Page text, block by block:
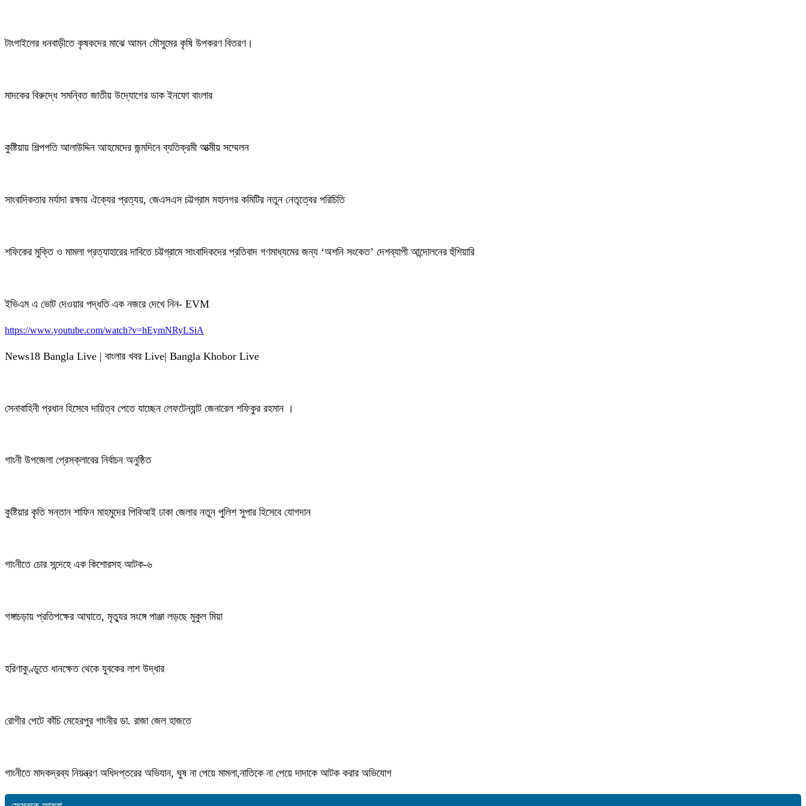
টাংগাইলের ধনবাড়ীতে কৃষকদের মাঝে আমন মৌসুমের কৃষি উপকরণ বিতরণ।
মাদকের বিরুদ্ধে সমন্বিত জাতীয় উদ্যোগের ডাক ইনফো বাংলার
কুষ্টিয়ায় শিল্পপতি আলাউদ্দিন আহমেদের জন্মদিনে ব্যতিক্রমী আত্মীয় সম্মেলন
সাংবাদিকতার মর্যাদা রক্ষায় ঐক্যের প্রত্যয়, জেএসএস চট্টগ্রাম মহানগর কমিটির নতুন নেতৃত্বের পরিচিতি
শফিকের মুক্তি ও মামলা প্রত্যাহারের দাবিতে চট্টগ্রামে সাংবাদিকদের প্রতিবাদ গণমাধ্যমের জন্য ‘অশনি সংকেত’ দেশব্যাপী আন্দোলনের হুঁশিয়ারি
ইভিএম এ ভোট দেওয়ার পদ্ধতি এক নজরে দেখে নিন- EVM
https://www.youtube.com/watch?v=hEymNRyLSiA
News18 Bangla Live | বাংলার খবর Live| Bangla Khobor Live
সেনাবাহিনী প্রধান হিসেবে দায়িত্ব পেতে যাচ্ছেন লেফটেন্যান্ট জেনারেল শফিকুর রহমান ।
গাংনী উপজেলা প্রেসক্লাবের নির্বাচন অনুষ্ঠিত
কুষ্টিয়ার কৃতি সন্তান শাফিন মাহমুদের পিবিআই ঢাকা জেলার নতুন পুলিশ সুপার হিসেবে যোগদান
গাংনীতে চোর সন্দেহে এক কিশোরসহ আটক-৬
গঙ্গাচড়ায় প্রতিপক্ষের আঘাতে, মৃত্যুর সংঙ্গে পাঞ্জা লড়ছে মুকুল মিয়া
হরিণাকুণ্ডুতে ধানক্ষেত থেকে যুবকের লাশ উদ্ধার
রোগীর পেটে কাঁচি মেহেরপুর গাংনীর ডা. রাজা জেল হাজতে
গাংনীতে মাদকদ্রব্য নিয়ন্ত্রণ অধিদপ্তরের অভিযান, ঘুষ না পেয়ে মামলা,নাতিকে না পেয়ে দাদাকে আটক করার অভিযোগ